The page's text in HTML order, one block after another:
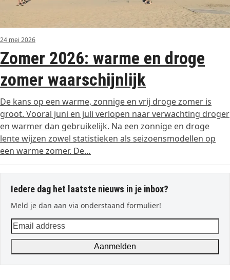
24 mei 2026
Zomer 2026: warme en droge
zomer waarschijnlijk
De kans op een warme, zonnige en vrij droge zomer is
groot. Vooral juni en juli verlopen naar verwachting droger
en warmer dan gebruikelijk. Na een zonnige en droge
lente wijzen zowel statistieken als seizoensmodellen op
een warme zomer. De…
Iedere dag het laatste nieuws in je inbox?
Meld je dan aan via onderstaand formulier!
Email
address
Aanmelden